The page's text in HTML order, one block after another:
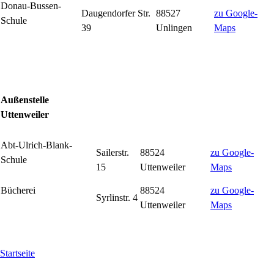
Donau-Bussen-
Schule
Daugendorfer Str.
39
88527
Unlingen
zu Google-
Maps
Außenstelle
Uttenweiler
Abt-Ulrich-Blank-
Schule
Sailerstr.
15
88524
Uttenweiler
zu Google-
Maps
Bücherei
Syrlinstr. 4
88524
Uttenweiler
zu Google-
Maps
Startseite